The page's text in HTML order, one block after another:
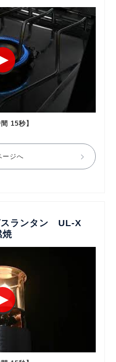
15秒】
ージへ
スランタン UL-X
焼